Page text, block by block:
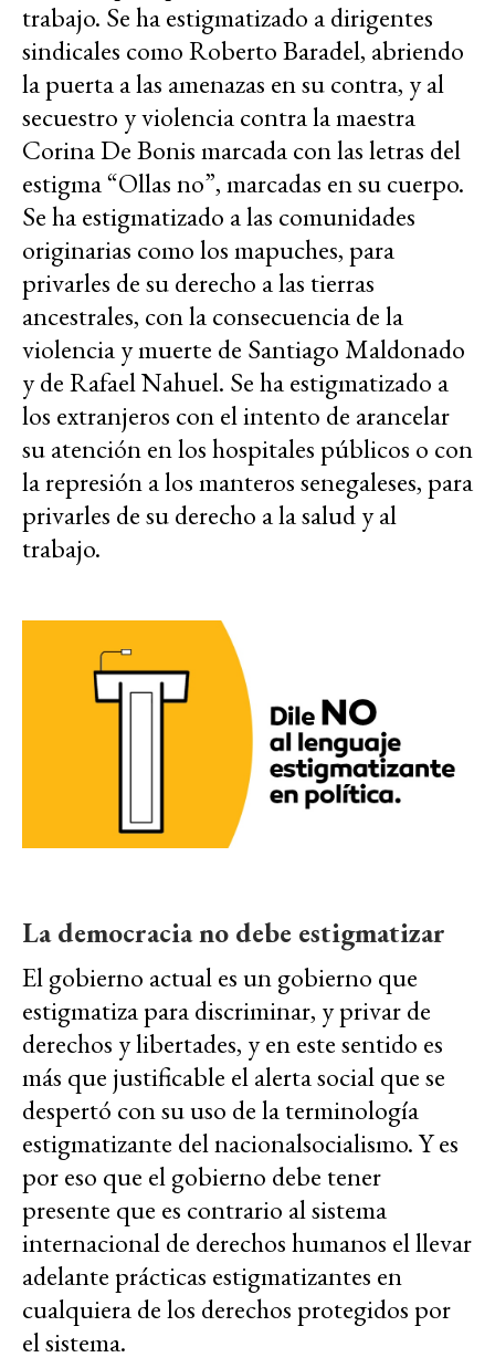
trabajo. Se ha estigmatizado a dirigentes
sindicales como Roberto Baradel, abriendo
la puerta a las amenazas en su contra, y al
secuestro y violencia contra la maestra
Corina De Bonis marcada con las letras del
estigma “Ollas no”, marcadas en su cuerpo.
Se ha estigmatizado a las comunidades
originarias como los mapuches, para
privarles de su derecho a las tierras
ancestrales, con la consecuencia de la
violencia y muerte de Santiago Maldonado
y de Rafael Nahuel. Se ha estigmatizado a
los extranjeros con el intento de arancelar
su atención en los hospitales públicos o con
la represión a los manteros senegaleses, para
privarles de su derecho a la salud y al
trabajo.
La democracia no debe estigmatizar
El gobierno actual es un gobierno que
estigmatiza para discriminar, y privar de
derechos y libertades, y en este sentido es
más que justificable el alerta social que se
despertó con su uso de la terminología
estigmatizante del nacionalsocialismo. Y es
por eso que el gobierno debe tener
presente que es contrario al sistema
internacional de derechos humanos el llevar
adelante prácticas estigmatizantes en
cualquiera de los derechos protegidos por
el sistema.